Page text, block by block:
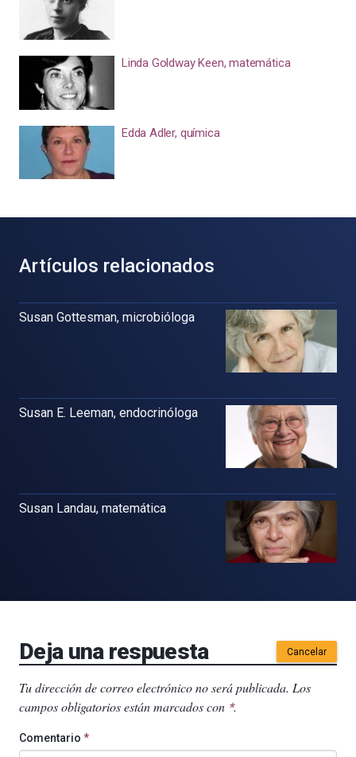
Linda Goldway Keen, matemática
Edda Adler, química
Artículos relacionados
Susan Gottesman, microbióloga
Susan E. Leeman, endocrinóloga
Susan Landau, matemática
Deja una respuesta Cancelar
Tu dirección de correo electrónico no será publicada. Los
campos obligatorios están marcados con *.
Comentario *